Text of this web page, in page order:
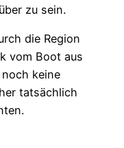
zu sein.
die Region
vom Boot aus
keine
tatsächlich